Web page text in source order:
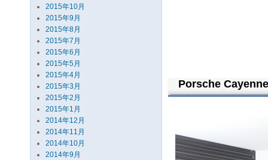
2015年10月
2015年9月
2015年8月
2015年7月
2015年6月
2015年5月
2015年4月
2015年3月
2015年2月
2015年1月
2014年12月
2014年11月
2014年10月
2014年9月
Porsche